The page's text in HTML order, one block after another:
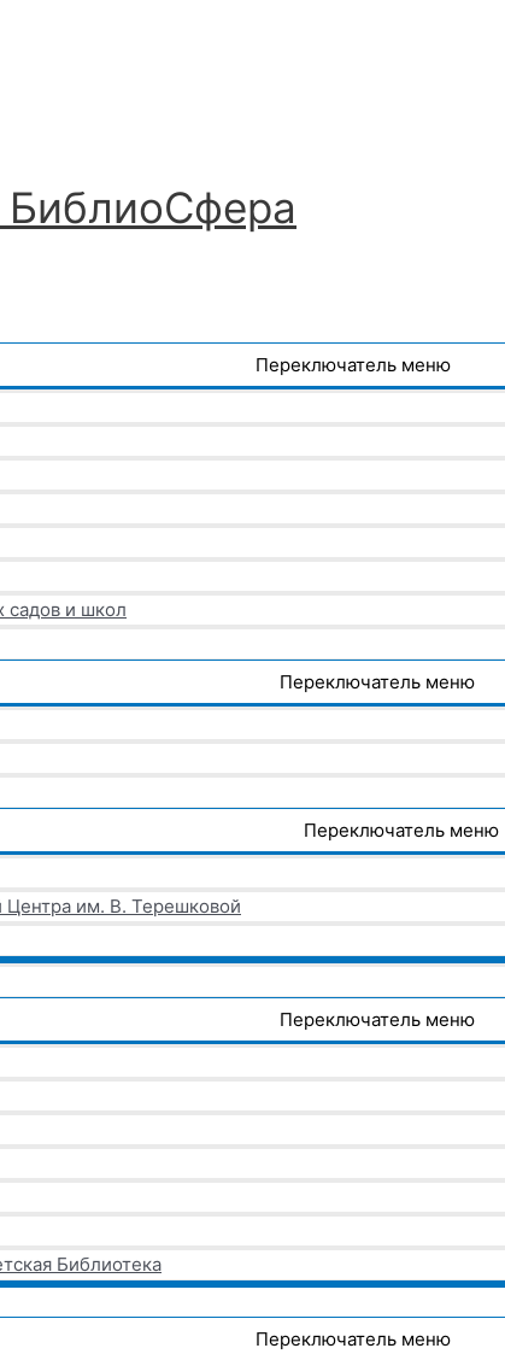
БиблиоСфера
Переключатель меню
садов и школ
Переключатель меню
Переключатель меню
Центра им. В. Терешковой
Переключатель меню
Библиотека
Переключатель меню